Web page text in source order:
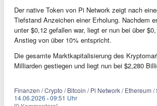
Der native Token von Pi Network zeigt nach
Tiefstand Anzeichen einer Erholung. Nachdem
unter $0,12 gefallen war, liegt er nun bei über
Anstieg von über 10% entspricht.
Die gesamte Marktkapitalisierung des
Milliarden gestiegen und liegt nun bei $2,280
Finanzen / Crypto / Bitcoin / Pi Network / Ethereum /
14.06.2026 ·09:51 Uhr